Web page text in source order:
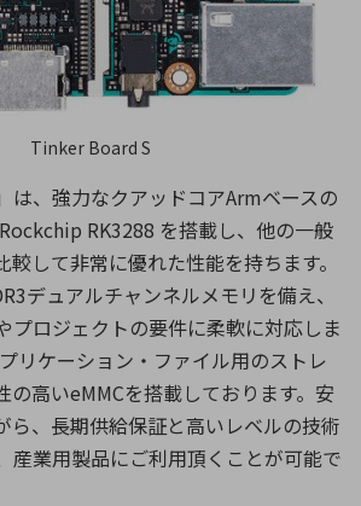
Tinker Board S
は、強力なクアッドコアArmベースの
RK3288 を搭載し、他の一般
較して非常に優れた性能を持ちます。
デュアルチャンネルメモリを備え、
プロジェクトの要件に柔軟に対応しま
リケーション・ファイル用のストレ
の高いeMMCを搭載しております。安
ら、長期供給保証と高いレベルの技術
産業用製品にご利用頂くことが可能で